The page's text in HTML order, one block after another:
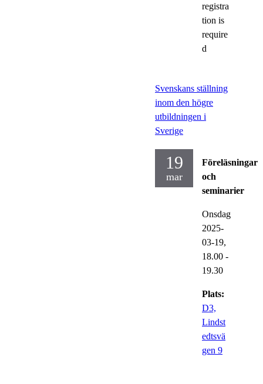
registra
tion is
require
d
Svenskans ställning
inom den högre
utbildningen i
Sverige
19
mar
Föreläsningar
och
seminarier
Onsdag
2025-
03-19,
18.00 -
19.30
Plats:
D3,
Lindst
edtsvä
gen 9